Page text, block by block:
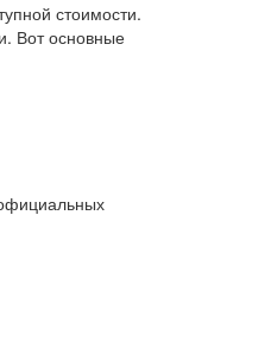
стоимости.
Вот основные